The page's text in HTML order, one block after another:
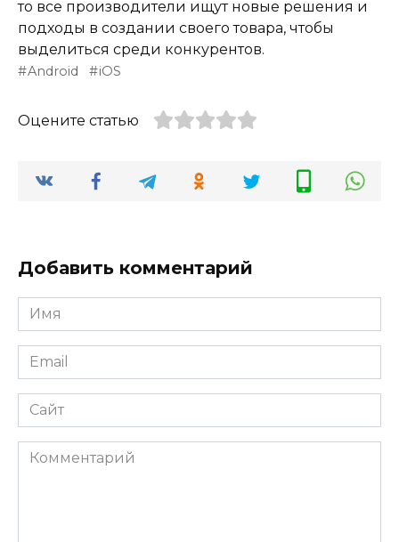
то все производители ищут новые решения и
подходы в создании своего товара, чтобы
выделиться среди конкурентов.
Android iOS
Оцените статью
Добавить комментарий
Имя
*
Email
*
Сайт
Комментарий